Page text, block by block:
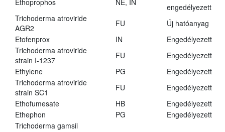
Ethoprophos
NE, IN
engedélyezett
Trichoderma atroviride
AGR2
FU
Új hatóanyag
Etofenprox
IN
Engedélyezett
Trichoderma atroviride
strain I-1237
FU
Engedélyezett
Ethylene
PG
Engedélyezett
Trichoderma atroviride
strain SC1
FU
Engedélyezett
Ethofumesate
HB
Engedélyezett
Ethephon
PG
Engedélyezett
Trichoderma gamsii